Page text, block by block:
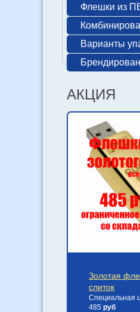
Флешки из
Варианты
АКЦИЯ
Золотая
слиток
Специальная
485 руб